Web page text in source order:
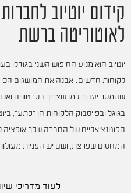
קידום יוטיוב
לאוטוריטה ברשת
יוטיוב הוא מנוע החיפוש השני בגודלו
לקוחות חדשים. אבנה את המושגים
שהמסר יעבור כמו שצריך בסרטונים
בגוגל ובפייסבוק הלקוחות הן "פתע",
הפוטנציאליים של החברה שלך אופציה
המחסום שפרצת, ושם יש הפניות
לעוד מדריכי